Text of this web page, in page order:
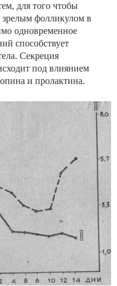
для того чтобы
фолликулом в
одновременное
способствует
Секреция
под влиянием
и пролактина.